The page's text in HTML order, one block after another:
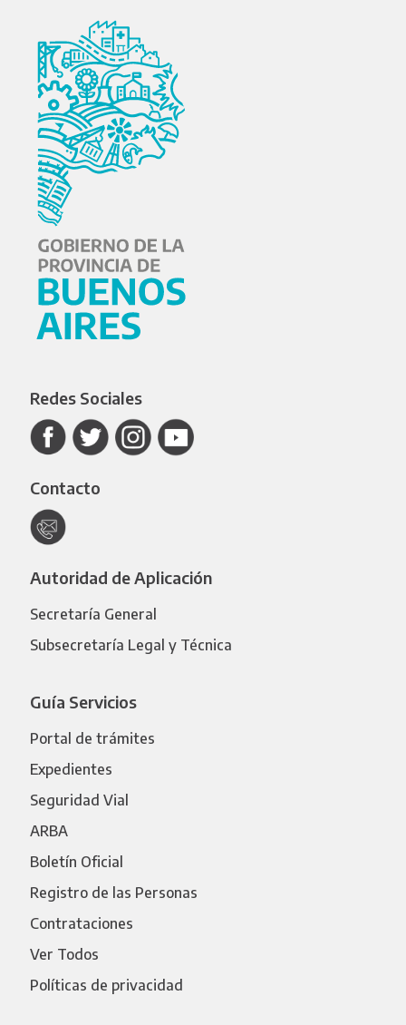
Redes Sociales
Contacto
Autoridad de Aplicación
Secretaría General
Subsecretaría Legal y Técnica
Guía Servicios
Portal de trámites
Expedientes
Seguridad Vial
ARBA
Boletín Oficial
Registro de las Personas
Contrataciones
Ver Todos
Políticas de privacidad